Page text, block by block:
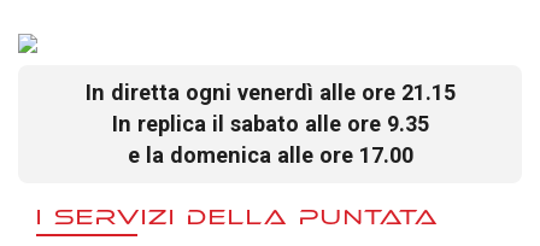
In diretta ogni venerdì alle ore 21.15
In replica il sabato alle ore 9.35
e la domenica alle ore 17.00
I SERVIZI DELLA PUNTATA